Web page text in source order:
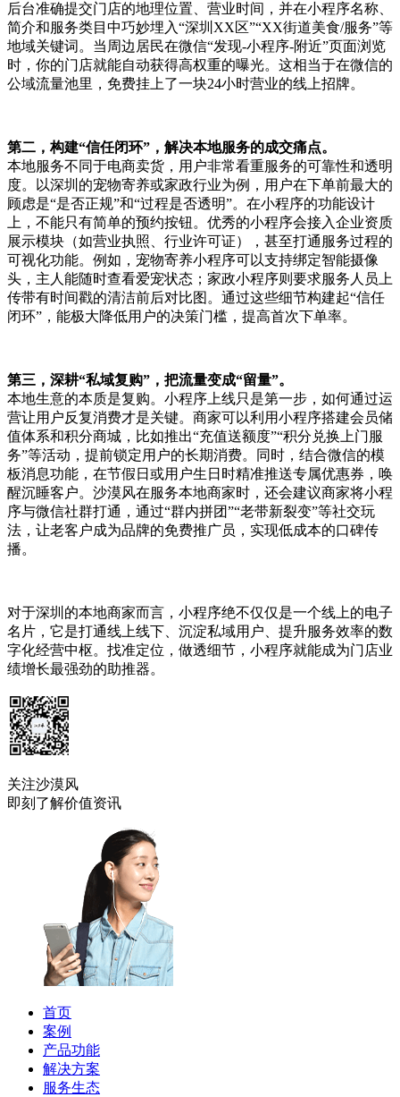
后台准确提交门店的地理位置、营业时间，并在小程序名称、
简介和服务类目中巧妙埋入“深圳XX区”“XX街道美食/服务”等
地域关键词。当周边居民在微信“发现-小程序-附近”页面浏览
时，你的门店就能自动获得高权重的曝光。这相当于在微信的
公域流量池里，免费挂上了一块24小时营业的线上招牌。
第二，构建“信任闭环”，解决本地服务的成交痛点。
本地服务不同于电商卖货，用户非常看重服务的可靠性和透明
度。以深圳的宠物寄养或家政行业为例，用户在下单前最大的
顾虑是“是否正规”和“过程是否透明”。在小程序的功能设计
上，不能只有简单的预约按钮。优秀的小程序会接入企业资质
展示模块（如营业执照、行业许可证），甚至打通服务过程的
可视化功能。例如，宠物寄养小程序可以支持绑定智能摄像
头，主人能随时查看爱宠状态；家政小程序则要求服务人员上
传带有时间戳的清洁前后对比图。通过这些细节构建起“信任
闭环”，能极大降低用户的决策门槛，提高首次下单率。
第三，深耕“私域复购”，把流量变成“留量”。
本地生意的本质是复购。小程序上线只是第一步，如何通过运
营让用户反复消费才是关键。商家可以利用小程序搭建会员储
值体系和积分商城，比如推出“充值送额度”“积分兑换上门服
务”等活动，提前锁定用户的长期消费。同时，结合微信的模
板消息功能，在节假日或用户生日时精准推送专属优惠券，唤
醒沉睡客户。沙漠风在服务本地商家时，还会建议商家将小程
序与微信社群打通，通过“群内拼团”“老带新裂变”等社交玩
法，让老客户成为品牌的免费推广员，实现低成本的口碑传
播。
对于深圳的本地商家而言，小程序绝不仅仅是一个线上的电子
名片，它是打通线上线下、沉淀私域用户、提升服务效率的数
字化经营中枢。找准定位，做透细节，小程序就能成为门店业
绩增长最强劲的助推器。
关注沙漠风
即刻了解价值资讯
首页
案例
产品功能
解决方案
服务生态